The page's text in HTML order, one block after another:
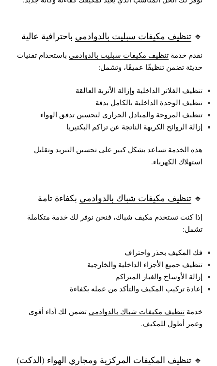
🔹 تنظيف مكيفات سبليت بالدوادمي باحترافية عالية
نقدم خدمة تنظيف مكيفات سبليت بالدوادمي باستخدام تقنيات
حديثة تضمن تنظيفًا عميقًا، وتشمل:
تنظيف الفلاتر الداخلية وإزالة الأتربة العالقة
تنظيف الوحدة الداخلية بالكامل بدقة
تنظيف المروحة والمبادل الحراري لتحسين تدفق الهواء
إزالة الروائح الكريهة الناتجة عن تراكم البكتيريا
هذه الخدمة تساعد بشكل كبير على تحسين التبريد وتقليل
استهلاك الكهرباء.
🔹 تنظيف مكيفات شباك بالدوادمي بكفاءة تامة
إذا كنت تستخدم مكيف شباك، فنحن نوفر لك خدمة متكاملة
تشمل:
فك المكيف بحذر واحتراف
تنظيف جميع الأجزاء الداخلية والخارجية
إزالة الأوساخ والغبار المتراكم
إعادة تركيب المكيف والتأكد من عمله بكفاءة
خدمة تنظيف مكيفات شباك بالدوادمي تضمن لك أداء أقوى
وعمر أطول للمكيف.
🔹 تنظيف المكيفات المركزية ومجاري الهواء (الدكت)